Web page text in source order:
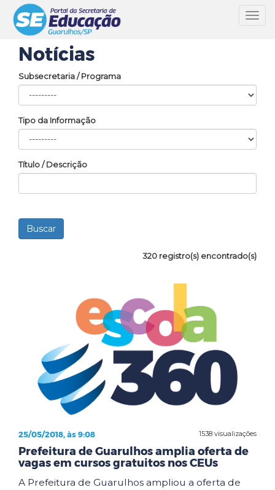
Notícias
Subsecretaria / Programa
Tipo da Informação
Título / Descrição
320 registro(s) encontrado(s)
1538 visualizações
25/05/2018, às 9:08
Prefeitura de Guarulhos amplia oferta de
vagas em cursos gratuitos nos CEUs
A Prefeitura de Guarulhos ampliou a oferta de